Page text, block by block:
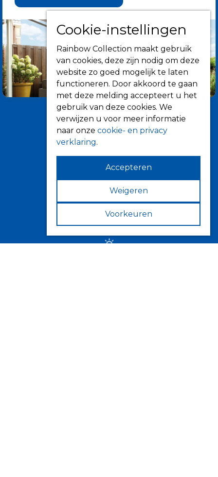
Informatie
Over ons
Tips
Verkooppunten
Cookie-instellingen
Rainbow Collection maakt gebruik
van cookies, deze zijn nodig om deze
website zo goed mogelijk te laten
functioneren. Door akkoord te gaan
met deze melding accepteert u het
gebruik van deze cookies. We
verwijzen u voor meer informatie
naar onze cookie- en privacy
verklaring.
Accepteren
Weigeren
Voorkeuren